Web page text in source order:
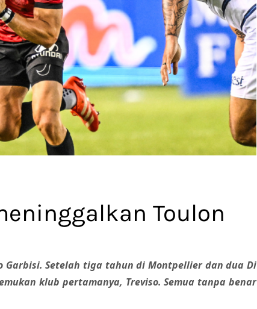
Toulon
Garbisi. Setelah tiga tahundi Montpellier dan dua Di
klub pertamanya, Treviso. Semua tanpa benar